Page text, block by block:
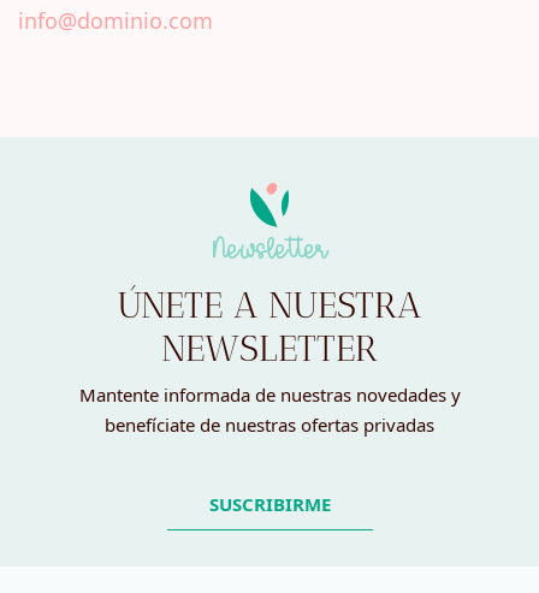
info@dominio.com
Newsletter
ÚNETE A NUESTRA
NEWSLETTER
Mantente informada de nuestras novedades y
benefíciate de nuestras ofertas privadas
SUSCRIBIRME